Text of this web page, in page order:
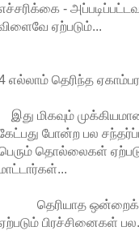
-
ஏற்படும்...
எல்லாம் தெரிந்த
இது மிகவும்
போன்ற பல
தொல்லைகள்
தெரியாத ஒன்றைக்கூட
பிரச்சினைகள்